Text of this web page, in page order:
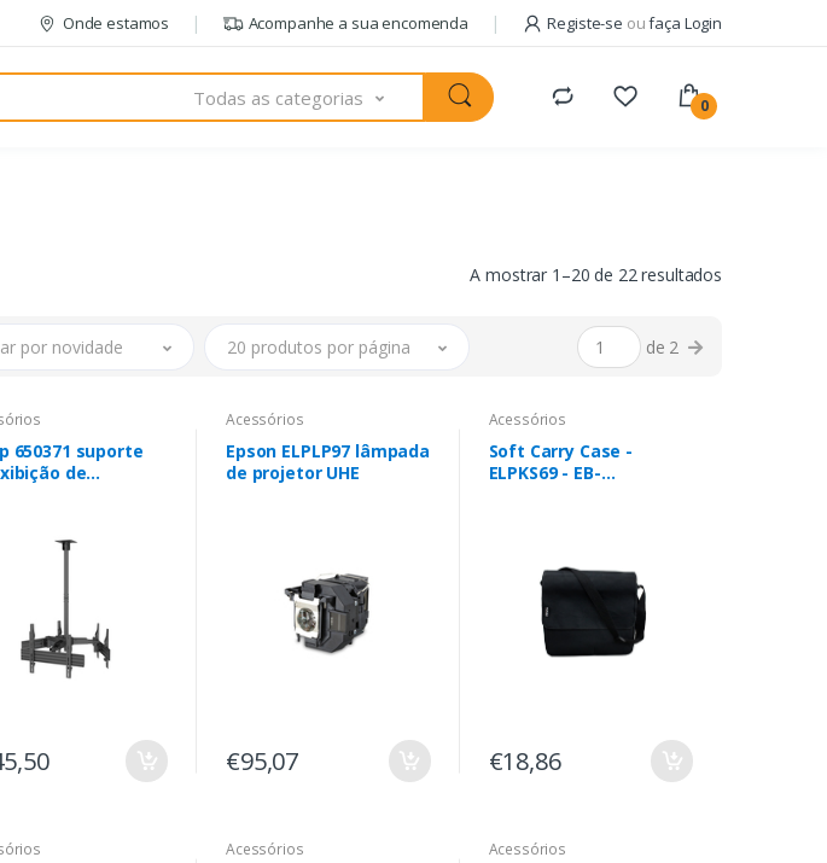
Onde estamos Acompanhe a sua encomenda Registe-se oufaça Login
Todas as categorias 0
A mostrar 1–20 de 22 resultados
por novidade 20 produtos por página de 2
650371 suporte
de
Acessórios
Epson ELPLP97 lâmpada
de projetor UHE
€95,07
Acessórios
Soft Carry Case -
ELPKS69 - EB-
€18,86
Acessórios Acessórios